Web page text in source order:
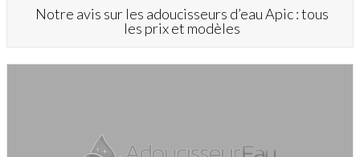
Notre avis sur les adoucisseurs d’eau Apic : tous
les prix et modèles